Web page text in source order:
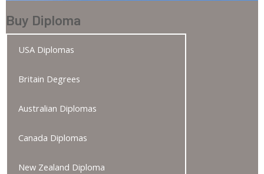
Buy Diploma
USA Diplomas
Britain Degrees
Australian Diplomas
Canada Diplomas
New Zealand Diploma